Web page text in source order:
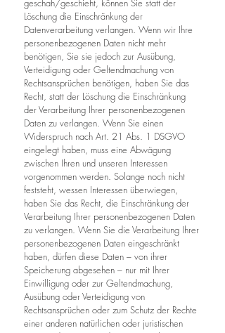
geschah/geschieht, können Sie statt der
Löschung die Einschränkung der
Datenverarbeitung verlangen. Wenn wir Ihre
personenbezogenen Daten nicht mehr
benötigen, Sie sie jedoch zur Ausübung,
Verteidigung oder Geltendmachung von
Rechtsansprüchen benötigen, haben Sie das
Recht, statt der Löschung die Einschränkung
der Verarbeitung Ihrer personenbezogenen
Daten zu verlangen. Wenn Sie einen
Widerspruch nach Art. 21 Abs. 1 DSGVO
eingelegt haben, muss eine Abwägung
zwischen Ihren und unseren Interessen
vorgenommen werden. Solange noch nicht
feststeht, wessen Interessen überwiegen,
haben Sie das Recht, die Einschränkung der
Verarbeitung Ihrer personenbezogenen Daten
zu verlangen. Wenn Sie die Verarbeitung Ihrer
personenbezogenen Daten eingeschränkt
haben, dürfen diese Daten – von ihrer
Speicherung abgesehen – nur mit Ihrer
Einwilligung oder zur Geltendmachung,
Ausübung oder Verteidigung von
Rechtsansprüchen oder zum Schutz der Rechte
einer anderen natürlichen oder juristischen